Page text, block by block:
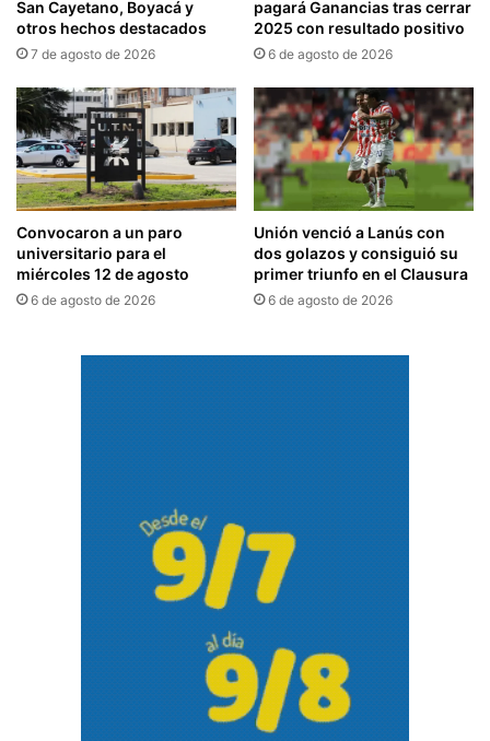
San Cayetano, Boyacá y
otros hechos destacados
7 de agosto de 2026
pagará Ganancias tras cerrar
2025 con resultado positivo
6 de agosto de 2026
Convocaron a un paro
universitario para el
miércoles 12 de agosto
6 de agosto de 2026
Unión venció a Lanús con
dos golazos y consiguió su
primer triunfo en el Clausura
6 de agosto de 2026